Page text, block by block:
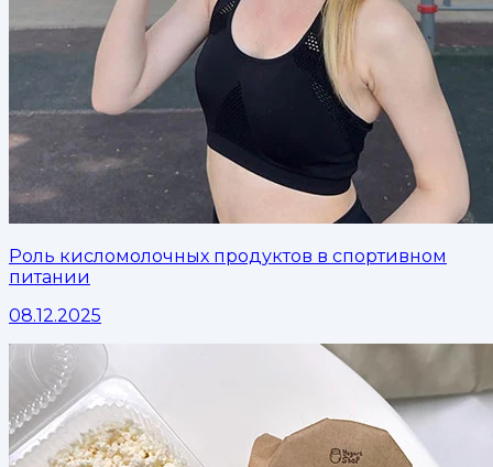
Роль кисломолочных продуктов в спортивном
питании
08.12.2025